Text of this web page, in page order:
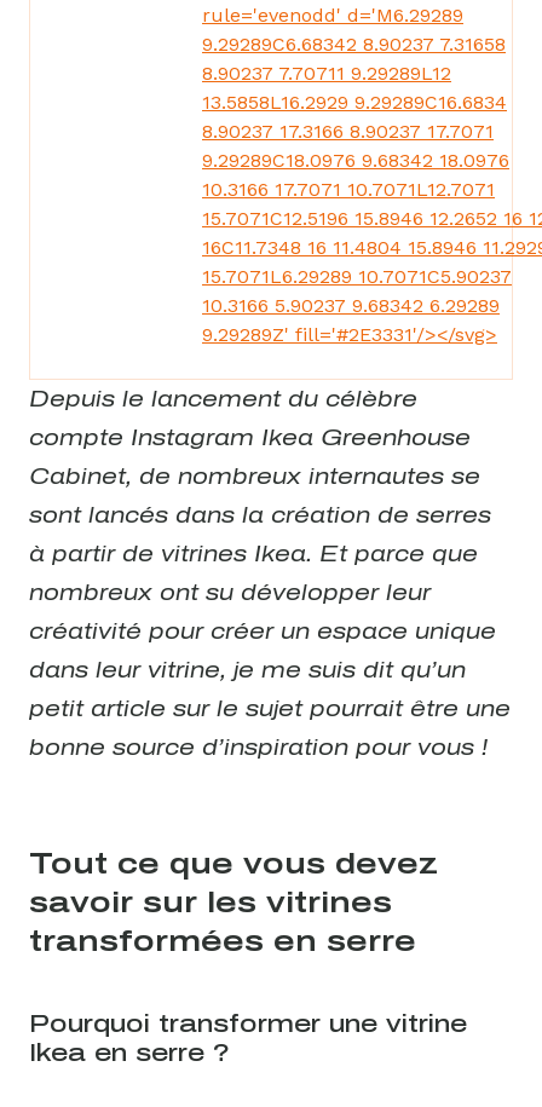
rule='evenodd' d='M6.29289
9.29289C6.68342 8.90237 7.31658
8.90237 7.70711 9.29289L12
13.5858L16.2929 9.29289C16.6834
8.90237 17.3166 8.90237 17.7071
9.29289C18.0976 9.68342 18.0976
10.3166 17.7071 10.7071L12.7071
15.7071C12.5196 15.8946 12.2652 16
16C11.7348 16 11.4804 15.8946
15.7071L6.29289 10.7071C5.90237
10.3166 5.90237 9.68342 6.29289
9.29289Z' fill='#2E3331'/></svg>
Depuis le lancement du célèbre
compte Instagram Ikea Greenhouse
Cabinet, de nombreux internautes se
sont lancés dans la création de serres
à partir de vitrines Ikea. Et parce que
nombreux ont su développer leur
créativité pour créer un espace unique
dans leur vitrine, je me suis dit qu’un
petit article sur le sujet pourrait être une
bonne source d’inspiration pour vous !
Tout ce que vous devez
savoir sur les vitrines
transformées en serre
Pourquoi transformer une vitrine
Ikea en serre ?